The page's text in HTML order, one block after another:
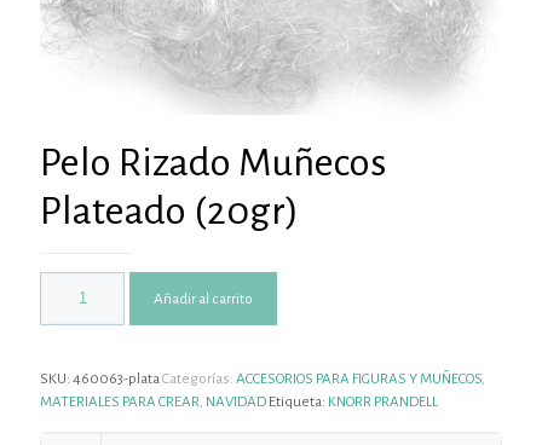
Pelo Rizado Muñecos
Plateado (20gr)
Añadir al carrito
SKU: 460063-plataCategorías: ACCESORIOS PARA FIGURAS Y MUÑECOS,
MATERIALES PARA CREAR, NAVIDAD Etiqueta: KNORR PRANDELL